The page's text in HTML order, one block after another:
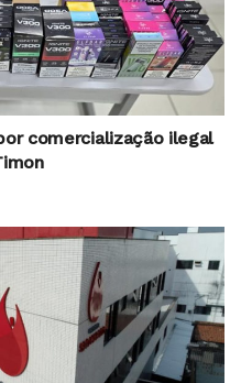
comercialização ilegal